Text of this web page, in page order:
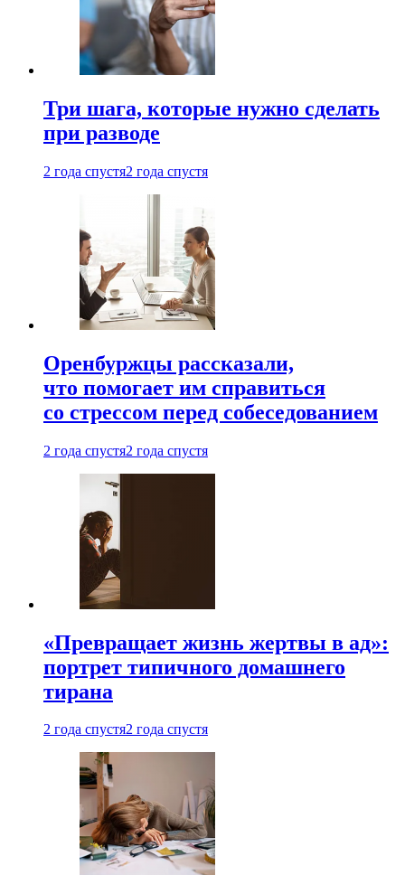
Три шага, которые нужно сделать
при разводе
2 года спустя2 года спустя
Оренбуржцы рассказали,
что помогает им справиться
со стрессом перед собеседованием
2 года спустя2 года спустя
«Превращает жизнь жертвы в ад»:
портрет типичного домашнего
тирана
2 года спустя2 года спустя